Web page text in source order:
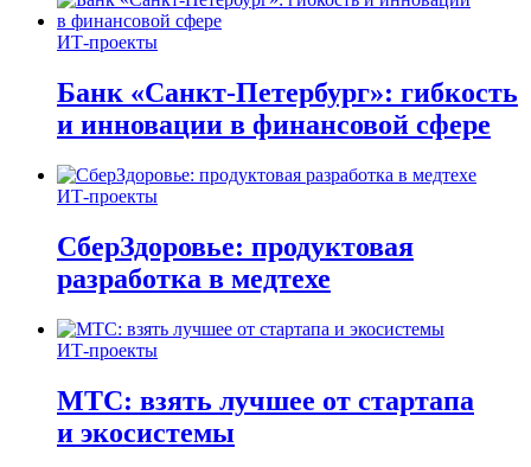
ИТ-проекты
Банк «Санкт-Петербург»: гибкость
и инновации в финансовой сфере
ИТ-проекты
СберЗдоровье: продуктовая
разработка в медтехе
ИТ-проекты
МТС: взять лучшее от стартапа
и экосистемы